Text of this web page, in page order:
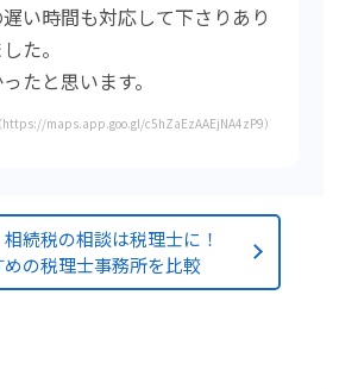
い時間も対応して下さりあり
た。
たと思います。
https://maps.app.goo.gl/c5hZaEzAAEjNA4zP9）
相続税の相談は税理士に！
めの税理士事務所を比較